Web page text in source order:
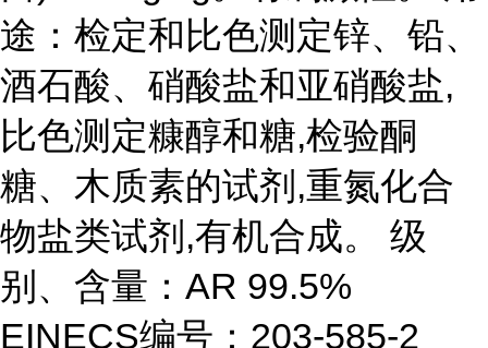
途：检定和比色测定锌、铅、
酒石酸、硝酸盐和亚硝酸盐,
比色测定糠醇和糖,检验酮
糖、木质素的试剂,重氮化合
物盐类试剂,有机合成。 级
别、含量：AR 99.5%
EINECS编号：203-585-2